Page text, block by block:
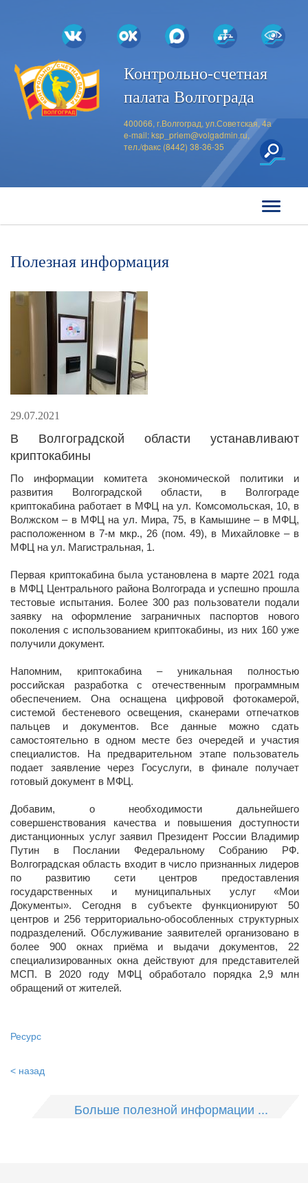
Контрольно-счетная
палата Волгограда
400066, г.Волгоград, ул.Советская, 4а
e-mail:ksp_priem@volgadmin.ru,
тел./факс (8442) 38-36-35
Полезная информация
29.07.2021
В Волгоградской области устанавливают
криптокабины
​По информации комитета экономической политики и
развития Волгоградской области, в Волгограде
криптокабина работает в МФЦ на ул. Комсомольская, 10, в
Волжском – в МФЦ на ул. Мира, 75, в Камышине – в МФЦ,
расположенном в 7-м мкр., 26 (пом. 49), в Михайловке – в
МФЦ на ул. Магистральная, 1.
Первая криптокабина была установлена в марте 2021 года
в МФЦ Центрального района Волгограда и успешно прошла
тестовые испытания. Более 300 раз пользователи подали
заявку на оформление заграничных паспортов нового
поколения с использованием криптокабины, из них 160 уже
получили документ.
Напомним, криптокабина – уникальная полностью
российская разработка с отечественным программным
обеспечением. Она оснащена цифровой фотокамерой,
системой бестеневого освещения, сканерами отпечатков
пальцев и документов. Все данные можно сдать
самостоятельно в одном месте без очередей и участия
специалистов. На предварительном этапе пользователь
подает заявление через Госуслуги, в финале получает
готовый документ в МФЦ.
Добавим, о необходимости дальнейшего
совершенствования качества и повышения доступности
дистанционных услуг заявил Президент России Владимир
Путин в Послании Федеральному Собранию РФ.
Волгоградская область входит в число признанных лидеров
по развитию сети центров предоставления
государственных и муниципальных услуг «Мои
Документы». Сегодня в субъекте функционируют 50
центров и 256 территориально-обособленных структурных
подразделений. Обслуживание заявителей организовано в
более 900 окнах приёма и выдачи документов, 22
специализированных окна действуют для представителей
МСП. В 2020 году МФЦ обработало порядка 2,9 млн
обращений от жителей.
Ресурс
< назад
Больше полезной информации ...